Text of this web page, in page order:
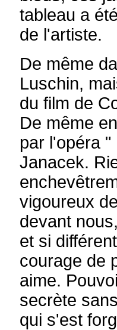
tableau a
de l'artiste.
De même
Luschin,
du film de
De même
par l'opéra "
Janacek.
vigoureux
devant
et si
courage de
aime.
secrète
qui s'est